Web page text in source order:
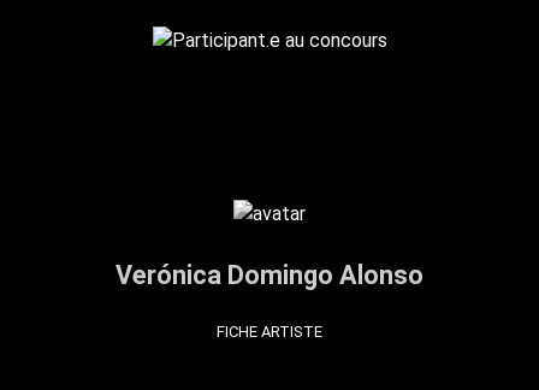
Verónica Domingo Alonso
FICHE ARTISTE